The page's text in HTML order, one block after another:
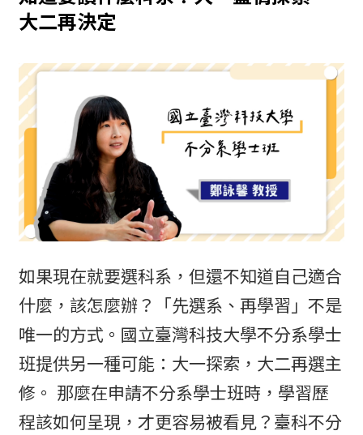
大二再決定
如果現在就要選科系，但還不知道自己適合
什麼，該怎麼辦？「先選系、再學習」不是
唯一的方式。國立臺灣科技大學不分系學士
班提供另一種可能：大一探索，大二再選主
修。 那麼在申請不分系學士班時，學習歷
程該如何呈現，才更容易被看見？臺科不分